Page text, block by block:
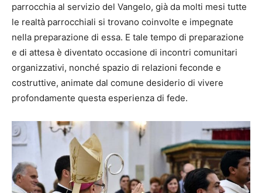
parrocchia al servizio del Vangelo, già da molti mesi tutte
le realtà parrocchiali si trovano coinvolte e impegnate
nella preparazione di essa. E tale tempo di preparazione
e di attesa è diventato occasione di incontri comunitari
organizzativi, nonché spazio di relazioni feconde e
costruttive, animate dal comune desiderio di vivere
profondamente questa esperienza di fede.